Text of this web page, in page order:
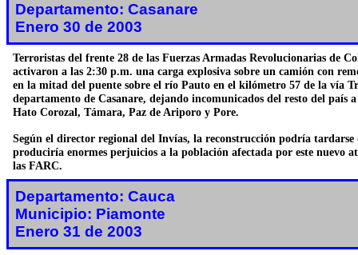
Departamento: Casanare
Enero 30 de 2003
Terroristas del frente 28 de las Fuerzas Armadas Revolucionarias de
activaron a las 2:30 p.m. una carga explosiva sobre un camión con
en la mitad del puente sobre el río Pauto en el kilómetro 57 de la vía
departamento de Casanare, dejando incomunicados del resto del país
Hato Corozal, Támara, Paz de Ariporo y Pore.
Según el director regional del Invías, la reconstrucción podría tardarse
produciría enormes perjuicios a la población afectada por este nuevo
las FARC.
Departamento: Cauca
Municipio: Piamonte
Enero 31 de 2003